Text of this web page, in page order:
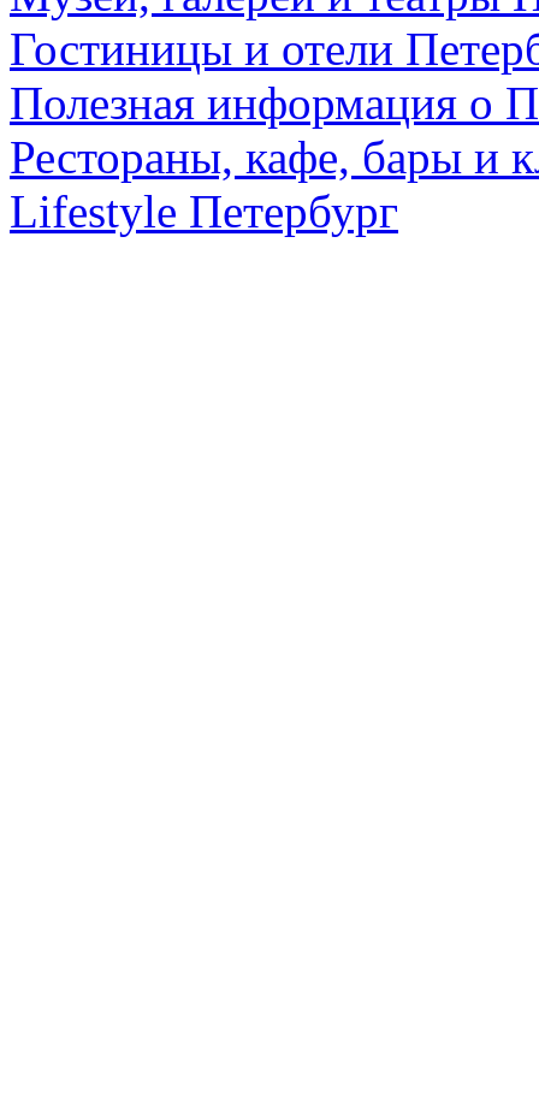
Гостиницы и отели
Полезная информация о
Рестораны, кафе, бары и
Lifestyle Петербург